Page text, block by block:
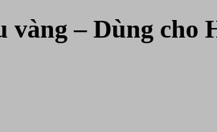
– Dùng cho